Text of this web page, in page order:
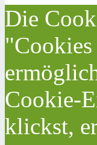
Die
"Cookies
Cookie-
klickst,